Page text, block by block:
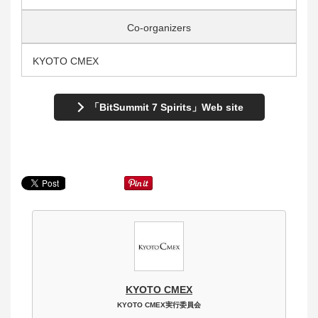
Co-organizers
KYOTO CMEX
「BitSummit 7 Spirits」Web site
KYOTO CMEX
KYOTO CMEX実行委員会